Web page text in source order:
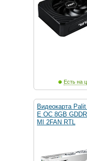
Есть на
Видеокарта
E OC 8GB
MI 2FAN RTL